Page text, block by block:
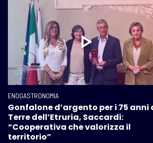
ENOGASTRONOMIA
Gonfalone d’argento per i 75 anni
Terre dell’Etruria, Saccardi:
“Cooperativa che valorizza il
territorio”